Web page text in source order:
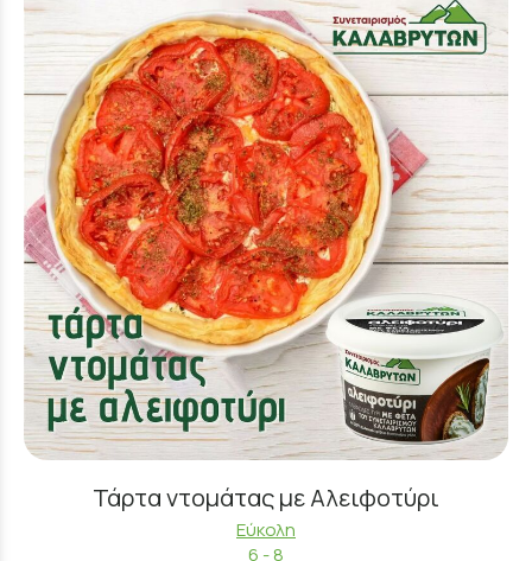
Τάρτα ντομάτας με Αλειφοτύρι
Εύκολη
6 - 8